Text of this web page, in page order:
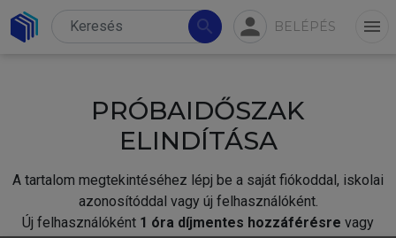
search person BELÉPÉS menu
PRÓBAIDŐSZAK
ELINDÍTÁSA
A tartalom megtekintéséhez lépj be a saját fiókoddal, iskolai
azonosítóddal vagy új felhasználóként.
Új felhasználóként 1 óra díjmentes hozzáférésre vagy